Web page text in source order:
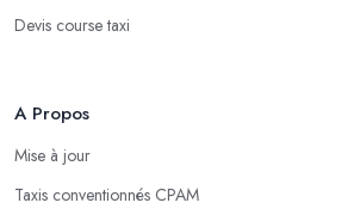
Devis course taxi
A Propos
Mise à jour
Taxis conventionnés CPAM